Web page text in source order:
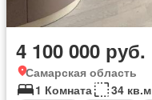
4 100 000 руб.
Самарская область
1 Комната
34 кв.м